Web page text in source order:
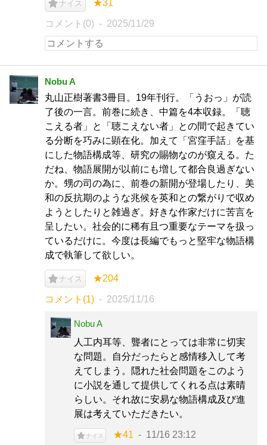
ナイス ★31
コメント(0) 2025/11/29
Nobu A
丸山正樹著書3冊目。19年刊行。「うおっ」が読
了後の一言。前巻に続き、中篇を4本収録。「聴
こえる者」と「聴こえない者」との間で起きてい
る分断を巧みに顕在化。加えて「宮窪手話」を基
にした物語構成等、研究の賜物なのが窺える。た
だね、物語展開が以前にも増して都合良過ぎない
か。甥の司の為に、前巻の新開が登場したり、美
和の反抗期のような兆候を英和との繋がりで収め
ようとしたりと雑過ぎ。好きな作家だけに苦言を
呈したい。社会的に稀有且つ重要なテーマを扱っ
ているだけに。今度は長編でもっと堅牢な物語構
成で執筆して欲しい。
ナイス ★204
コメント(1) 2025/11/16
Nobu A
人工内耳等、聾者にとっては非常に切実
な問題。自分だったらと感情移入して考
えてしまう。隠れた社会問題をこのよう
に小説を通して提供してくれる点は素晴
らしい。それ故に安易な物語構成及び進
展は考えていただきたい。
ナイス ★41 11/16 23:12